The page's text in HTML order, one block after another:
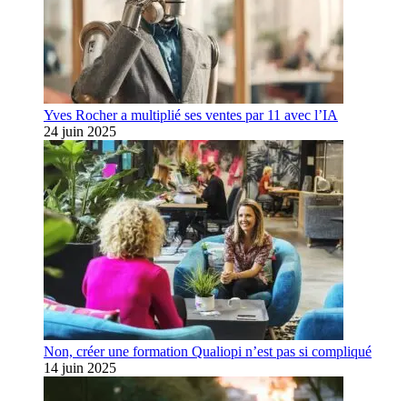
Yves Rocher a multiplié ses ventes par 11 avec l’IA
24 juin 2025
Non, créer une formation Qualiopi n’est pas si compliqué
14 juin 2025